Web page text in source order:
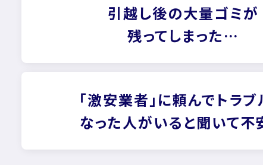
引越し後の大量ゴミが
残ってしまった…
「激安業者」に頼んでトラブ
なった人がいると聞いて